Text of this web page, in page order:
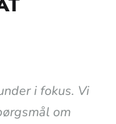
i fokus. Vi
om